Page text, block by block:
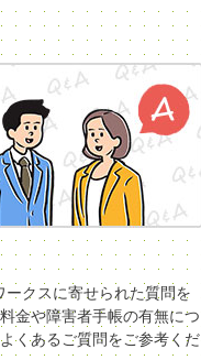
ークスに寄せられた質問を
金や障害者手帳の有無につ
くあるご質問をご参考くだ